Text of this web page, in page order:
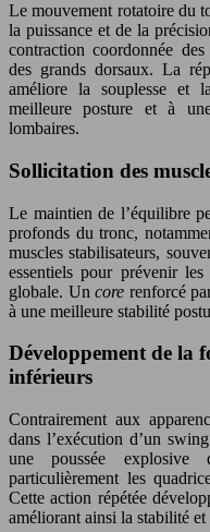
Le mouvement rotatoire du
la puissance et de la
contraction coordonnée
des grands dorsaux. La
améliore la souplesse et
meilleure posture et à
lombaires.
Sollicitation des
Le maintien de l’équilibre
profonds du tronc,
muscles stabilisateurs,
essentiels pour prévenir
globale. Uncore renforcé
à une meilleure stabilité
Développement de la
inférieurs
Contrairement aux
dans l’exécution d’un
une poussée explosive
particulièrement les
Cette action répétée
améliorant ainsi la stabilité